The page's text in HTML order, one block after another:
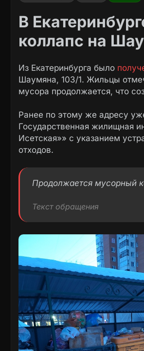
В
коллапс на
Из Екатеринбурга было
Шаумяна, 103/1. Жильцы
мусора продолжается, что
Ранее по этому же адресу
Государственная жилищная
Исетская»» с указанием
отходов.
Продолжается мусорный
Текст обращения